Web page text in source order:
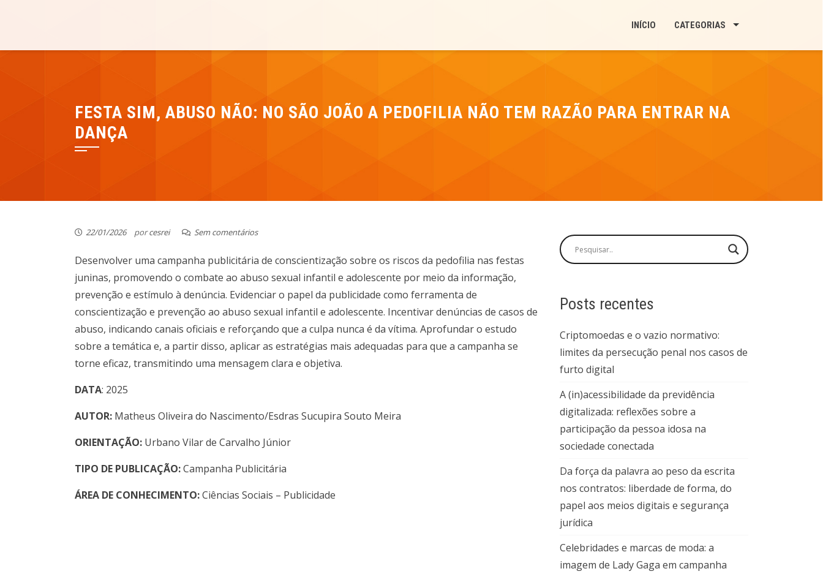
INÍCIO CATEGORIAS
FESTA SIM, ABUSO NÃO: NO SÃO JOÃO A PEDOFILIA NÃO TEM RAZÃO PARA ENTRAR NA
DANÇA
22/01/2026 porcesrei Sem comentários
Desenvolver uma campanha publicitária de conscientização sobre os riscos da pedofilia nas festas
juninas, promovendo o combate ao abuso sexual infantil e adolescente por meio da informação,
prevenção e estímulo à denúncia. Evidenciar o papel da publicidade como ferramenta de
conscientização e prevenção ao abuso sexual infantil e adolescente. Incentivar denúncias de casos de
abuso, indicando canais oficiais e reforçando que a culpa nunca é da vítima. Aprofundar o estudo
sobre a temática e, a partir disso, aplicar as estratégias mais adequadas para que a campanha se
torne eficaz, transmitindo uma mensagem clara e objetiva.
DATA: 2025
AUTOR: Matheus Oliveira do Nascimento/Esdras Sucupira Souto Meira
ORIENTAÇÃO: Urbano Vilar de Carvalho Júnior
TIPO DE PUBLICAÇÃO:Campanha Publicitária
ÁREA DE CONHECIMENTO:Ciências Sociais – Publicidade
Posts recentes
Criptomoedas e o vazio normativo:
limites da persecução penal nos casos de
furto digital
A (in)acessibilidade da previdência
digitalizada: reflexões sobre a
participação da pessoa idosa na
sociedade conectada
Da força da palavra ao peso da escrita
nos contratos: liberdade de forma, do
papel aos meios digitais e segurança
jurídica
Celebridades e marcas de moda: a
imagem de Lady Gaga em campanha